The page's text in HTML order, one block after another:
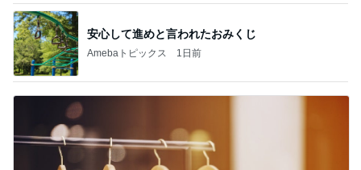
安心して進めと言われたおみくじ
Amebaトピックス 1日前